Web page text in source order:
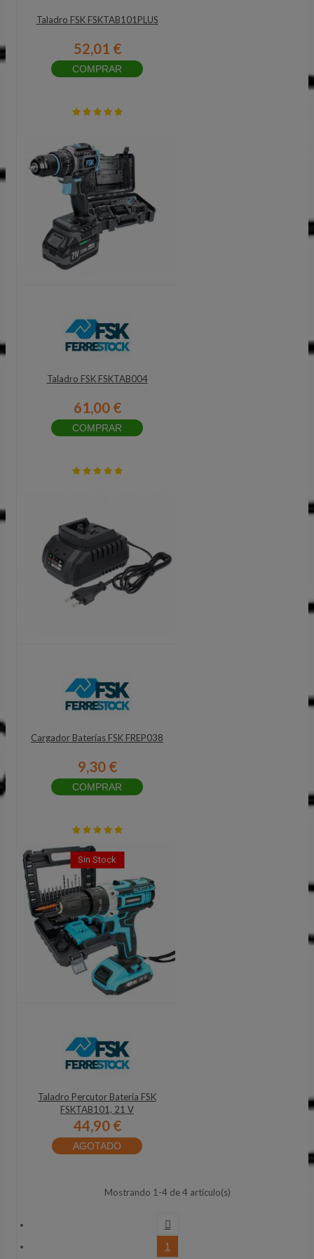
Taladro FSK FSKTAB101PLUS
52,01 €
COMPRAR
Taladro FSK FSKTAB004
61,00 €
COMPRAR
Cargador Baterías FSK FREP038
9,30 €
COMPRAR
Sin Stock
Taladro Percutor Batería FSK
FSKTAB101, 21 V
44,90 €
AGOTADO
Mostrando 1-4 de 4 artículo(s)

1